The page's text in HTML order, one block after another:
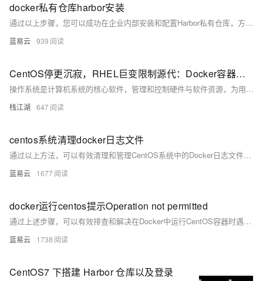
docker私有仓库harbor安装
通过以上步骤，您可以成功在企业内部安装和配置Harbor私有仓库，方便地管理和分发Docker镜像。Harbor不仅提供了基础的镜像管理功能，还增强了安全性、身份管理和审计功能，使其成为企业级容器镜像管理的理想选择。
蓝易云 939
CentOS停更沉寂，RHEL巨变限制源代：Docker容器化技术的兴起助力操作系统新格局
操作系统是计算机系统的核心软件，管理和控制硬件与软件资源，为用户和应用程序提供高效、安全的运行环境。Linux作为开源、跨平台的操作系统，具有高度可定制性、稳定性和安全性，广泛应用于服务器、云计算、物联网等领域。其发展得益于庞大的社区支持，多种发行版如Ubuntu、Debian、Fedora等满足不同需求。
栈江湖 647
centos系统清理docker日志文件
通过以上方法，可以有效清理和管理CentOS系统中的Docker日志文件，防止日志文件占用过多磁盘空间。选择合适的方法取决于具体的应用场景和需求，可以结合手动清理、logrotate和调整日志驱动等多种方式，确保系统的高效运行。
蓝易云 1677
docker运行centos提示Operation not permitted
通过上述步骤，可以有效排查和解决在Docker中运行CentOS容器时遇到的"Operation not permitted"错误。这些措施涵盖了从权限配置、安全策略到容器运行参数的各个方面，确保在不同环境和使用场景下都能顺利运行容器。如果你需要进一步优化和管理你的Docker环境
蓝易云 1738
CentOS7 下搭建 Harbor 仓库以及登录